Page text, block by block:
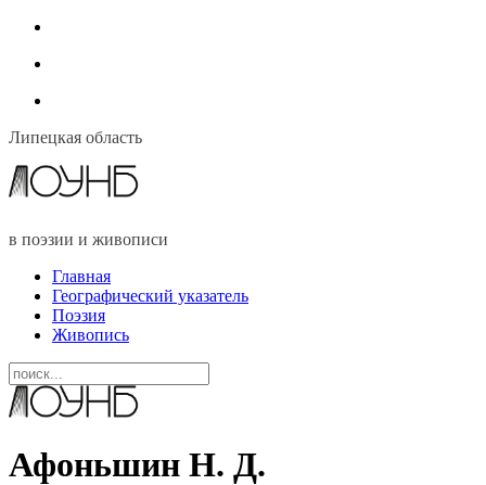
Липецкая область
в поэзии и живописи
Главная
Географический указатель
Поэзия
Живопись
Афоньшин Н. Д.